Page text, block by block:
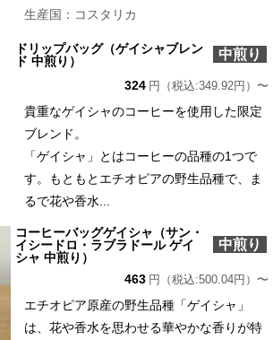
生産国：コスタリカ
ドリップバッグ（ゲイシャブレン
ド 中煎り）
中煎り
324 円（税込:349.92円）〜
貴重なゲイシャのコーヒーを使用した限定
ブレンド。
「ゲイシャ」とはコーヒーの品種の1つで
す。もともとエチオピアの野生品種で、ま
るで花や香水...
コーヒーバッグゲイシャ（サン・
イシードロ・ラブラドール ゲイ
シャ 中煎り）
中煎り
463 円（税込:500.04円）〜
エチオピア原産の野生品種「ゲイシャ」
は、花や香水を思わせる華やかな香りが特